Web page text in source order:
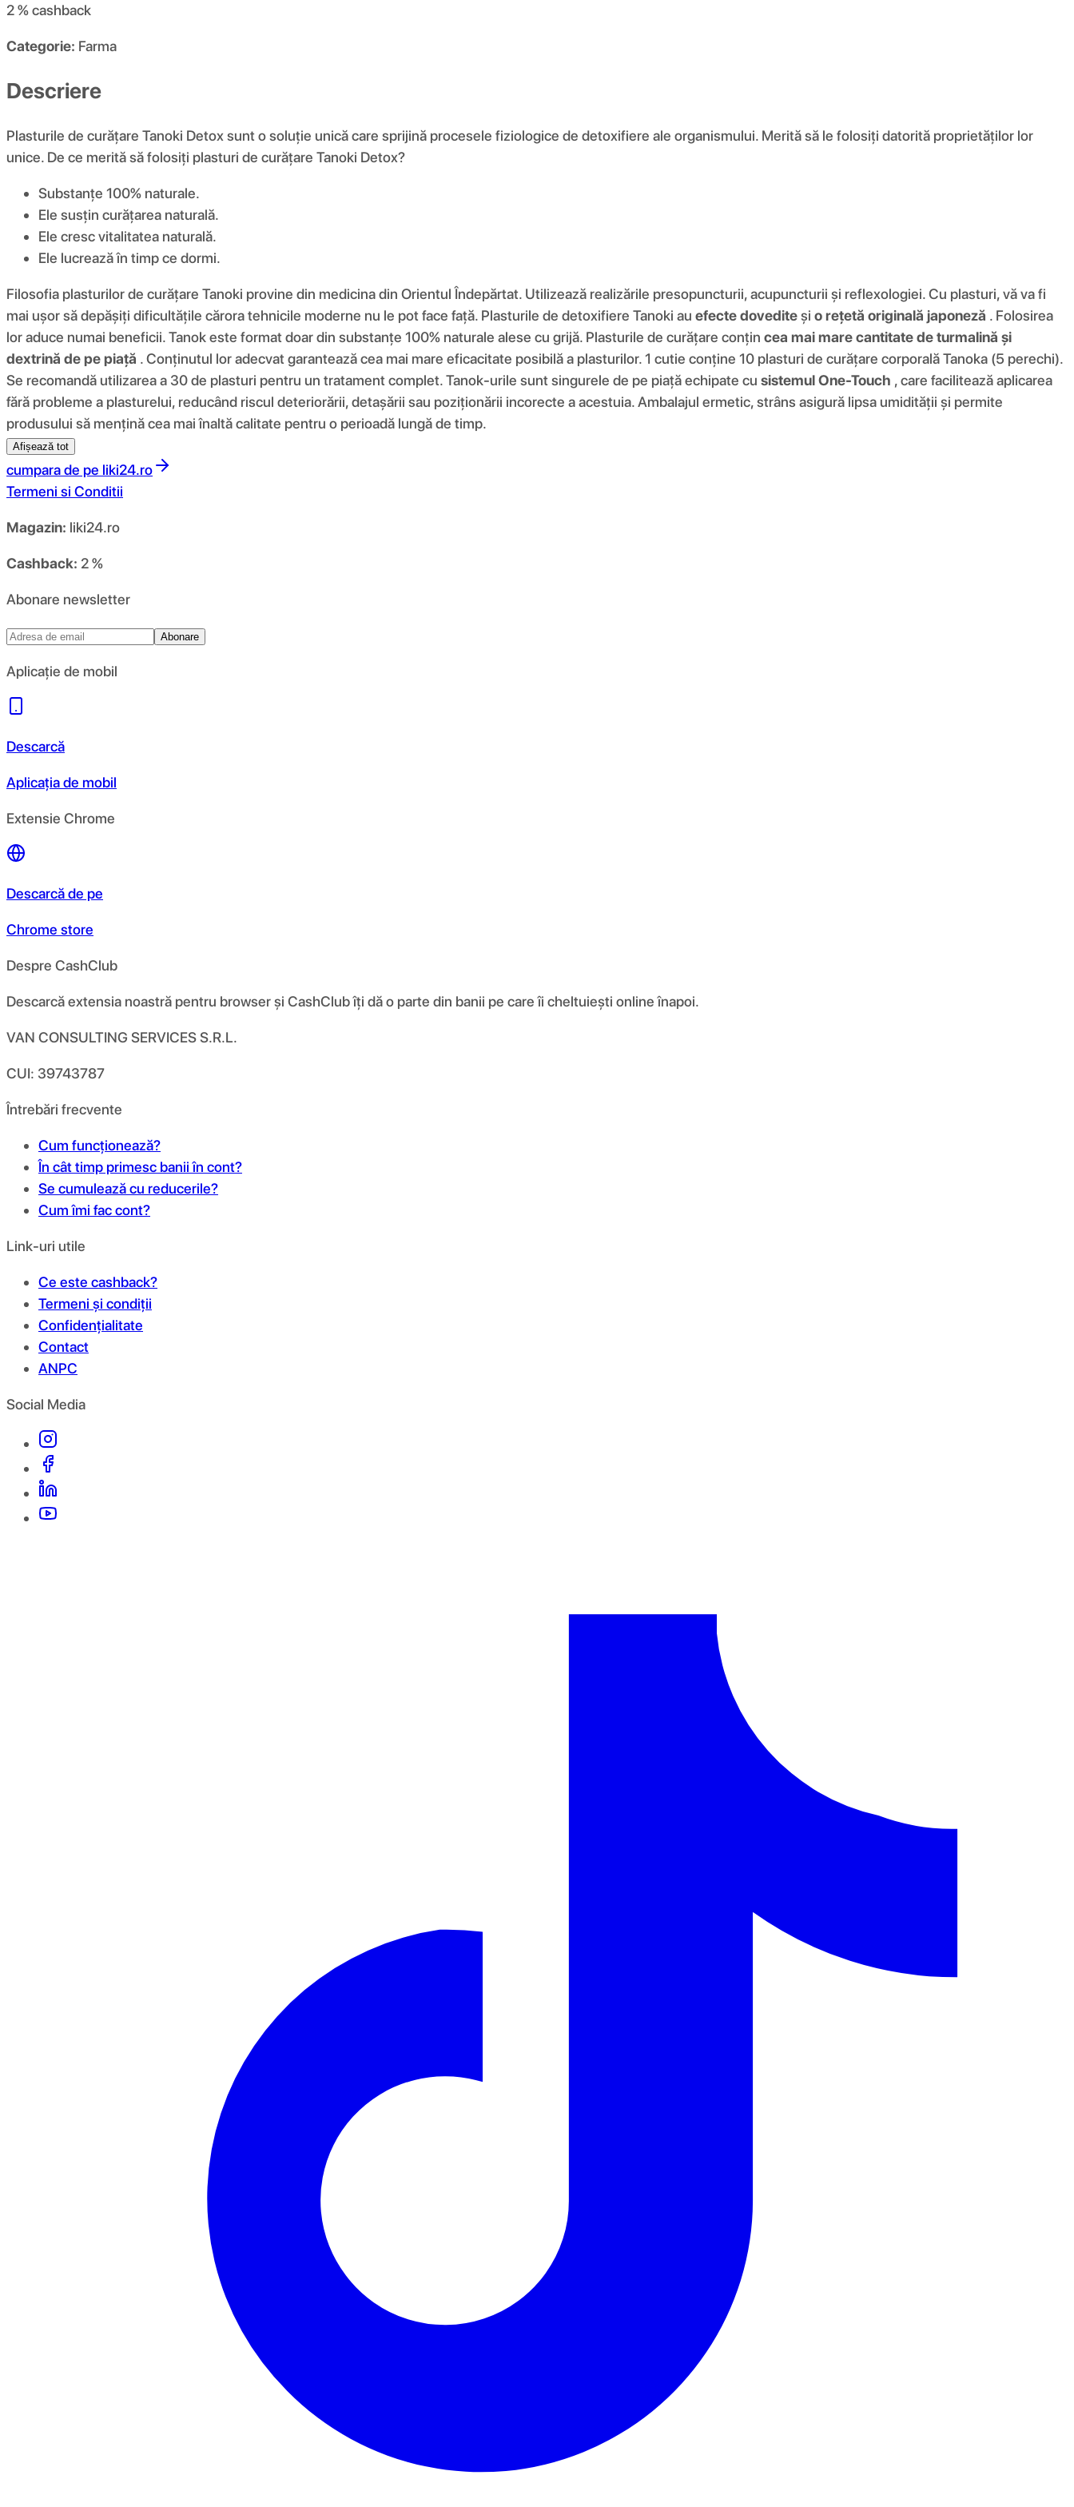
2 %cashback
Categorie: Farma
Descriere
Plasturile de curățare Tanoki Detox sunt o soluție unică care sprijină procesele fiziologice de detoxifiere ale organismului. Merită să le folosiți datorită proprietăților lor
unice. De ce merită să folosiți plasturi de curățare Tanoki Detox?
Substanțe 100% naturale.
Ele susțin curățarea naturală.
Ele cresc vitalitatea naturală.
Ele lucrează în timp ce dormi.
Filosofia plasturilor de curățare Tanoki provine din medicina din Orientul Îndepărtat. Utilizează realizările presopuncturii, acupuncturii și reflexologiei. Cu plasturi, vă va fi
mai ușor să depășiți dificultățile cărora tehnicile moderne nu le pot face față. Plasturile de detoxifiere Tanoki au efecte dovediteși o rețetă originală japoneză . Folosirea
lor aduce numai beneficii. Tanok este format doar din substanțe 100% naturale alese cu grijă. Plasturile de curățare conțin cea mai mare cantitate de turmalină și
dextrină de pe piață . Conținutul lor adecvat garantează cea mai mare eficacitate posibilă a plasturilor. 1 cutie conține 10 plasturi de curățare corporală Tanoka (5 perechi).
Se recomandă utilizarea a 30 de plasturi pentru un tratament complet. Tanok-urile sunt singurele de pe piață echipate cu sistemul One-Touch , care facilitează aplicarea
fără probleme a plasturelui, reducând riscul deteriorării, detașării sau poziționării incorecte a acestuia. Ambalajul ermetic, strâns asigură lipsa umidității și permite
produsului să mențină cea mai înaltă calitate pentru o perioadă lungă de timp.
Afișează tot
cumpara de pe liki24.ro
Termeni si Conditii
Magazin: liki24.ro
Cashback: 2 %
Abonare newsletter
Abonare
Aplicație de mobil
Descarcă
Aplicația de mobil
Extensie Chrome
Descarcă de pe
Chrome store
Despre CashClub
Descarcă extensia noastră pentru browser și CashClub îți dă o parte din banii pe care îi cheltuiești online înapoi.
VAN CONSULTING SERVICES S.R.L.
CUI: 39743787
Întrebări frecvente
Cum funcționează?
În cât timp primesc banii în cont?
Se cumulează cu reducerile?
Cum îmi fac cont?
Link-uri utile
Ce este cashback?
Termeni și condiții
Confidențialitate
Contact
ANPC
Social Media